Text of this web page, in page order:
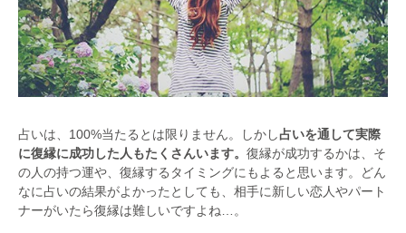
占いは、100%当たるとは限りません。しかし占いを通して実際
に復縁に成功した人もたくさんいます。 復縁が成功するかは、そ
の人の持つ運や、復縁するタイミングにもよると思います。どん
なに占いの結果がよかったとしても、相手に新しい恋人やパート
ナーがいたら復縁は難しいですよね…。